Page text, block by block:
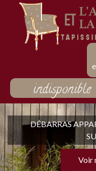
indisponible
DÉBARRAS
Voir